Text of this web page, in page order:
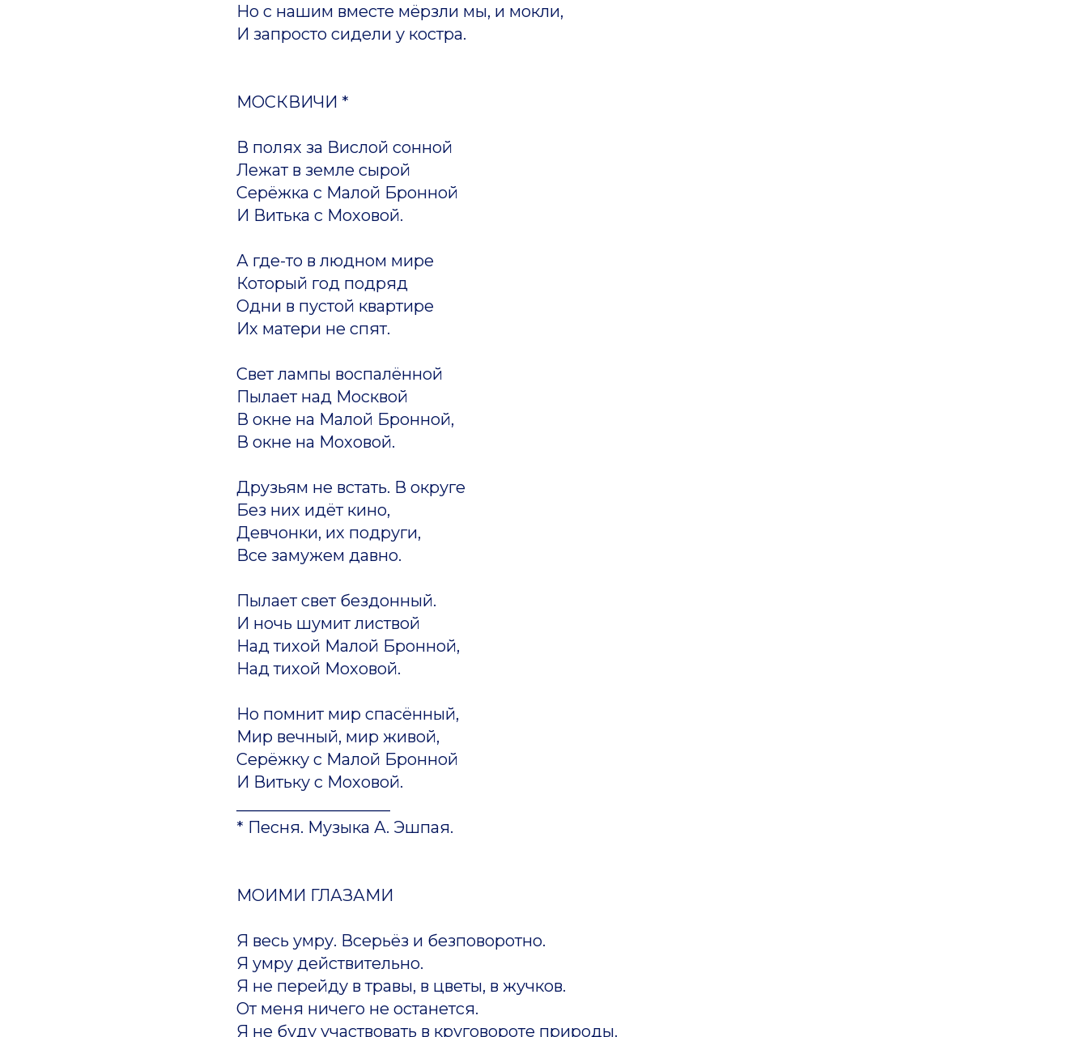
Но с нашим вместе мёрзли мы, и мокли,
И запросто сидели у костра.
МОСКВИЧИ *
В полях за Вислой сонной
Лежат в земле сырой
Серёжка с Малой Бронной
И Витька с Моховой.
А где-то в людном мире
Который год подряд
Одни в пустой квартире
Их матери не спят.
Свет лампы воспалённой
Пылает над Москвой
В окне на Малой Бронной,
В окне на Моховой.
Друзьям не встать. В округе
Без них идёт кино,
Девчонки, их подруги,
Все замужем давно.
Пылает свет бездонный.
И ночь шумит листвой
Над тихой Малой Бронной,
Над тихой Моховой.
Но помнит мир спасённый,
Мир вечный, мир живой,
Серёжку с Малой Бронной
И Витьку с Моховой.
* Песня. Музыка А. Эшпая.
МОИМИ ГЛАЗАМИ
Я весь умру. Всерьёз и безповоротно.
Я умру действительно.
Я не перейду в травы, в цветы, в жучков.
От меня ничего не останется.
Я не буду участвовать в круговороте природы.